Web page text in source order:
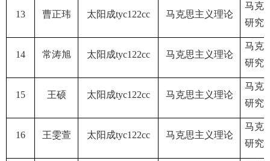
13 曹正玮 太阳成tyc122cc 马克思主义理论
马克
研究
14 常涛旭 太阳成tyc122cc 马克思主义理论
马克
研究
15 王硕 太阳成tyc122cc 马克思主义理论
马克
研究
16 王雯萱 太阳成tyc122cc 马克思主义理论
马克
研究